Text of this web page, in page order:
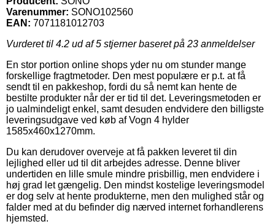
Varenummer: SONO102560
EAN: 7071181012703
Vurderet til 4.2 ud af 5 stjerner baseret på 23 anmeldelser
En stor portion online shops yder nu om stunder mange
forskellige fragtmetoder. Den mest populære er p.t. at få
sendt til en pakkeshop, fordi du så nemt kan hente de
bestilte produkter når der er tid til det. Leveringsmetoden er
jo ualmindeligt enkel, samt desuden endvidere den billigste
leveringsudgave ved køb af Vogn 4 hylder
1585x460x1270mm.
Du kan derudover overveje at få pakken leveret til din
lejlighed eller ud til dit arbejdes adresse. Denne bliver
undertiden en lille smule mindre prisbillig, men endvidere i
høj grad let gængelig. Den mindst kostelige leveringsmodel
er dog selv at hente produkterne, men den mulighed står og
falder med at du befinder dig nærved internet forhandlerens
hjemsted.